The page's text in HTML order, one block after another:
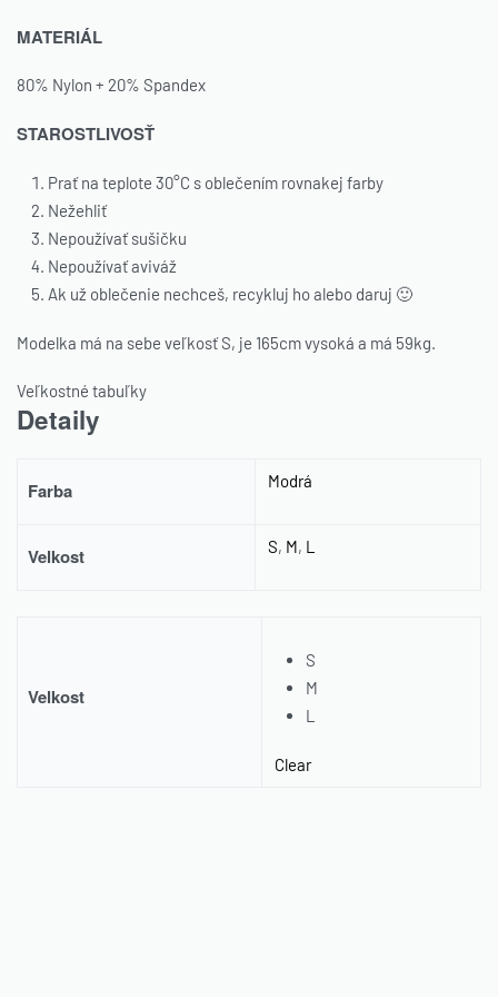
MATERIÁL
80% Nylon + 20% Spandex
STAROSTLIVOSŤ
Prať na teplote 30°C s oblečením rovnakej farby
Nežehliť
Nepoužívať sušičku
Nepoužívať aviváž
Ak už oblečenie nechceš, recykluj ho alebo daruj 🙂
Modelka má na sebe veľkosť S, je 165cm vysoká a má 59kg.
Veľkostné tabuľky
Detaily
Farba Modrá
Velkost S, M, L
Velkost
S
M
L
Clear